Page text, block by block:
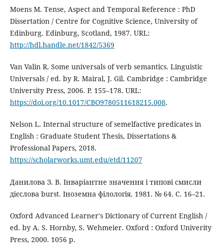
Moens M. Tense, Aspect and Temporal Reference : PhD
Dissertation / Centre for Cognitive Science, University of
Edinburg. Edinburg, Scotland, 1987. URL:
http://hdl.handle.net/1842/5369
Van Valin R. Some universals of verb semantics. Linguistic
Universals / ed. by R. Mairal, J. Gil. Cambridge : Cambridge
University Press, 2006. P. 155–178. URL:
https://doi.org/10.1017/CBO9780511618215.008.
Nelson L. Internal structure of semelfactive predicates in
English : Graduate Student Thesis, Dissertations &
Professional Papers, 2018.
https://scholarworks.umt.edu/etd/11207
Данилова З. В. Інваріантне значення і типові смисли
дієслова burst. Іноземна філологія. 1981. № 64. С. 16–21.
Oxford Advanced Learner's Dictionary of Current English /
ed. by A. S. Hornby, S. Wehmeier. Oxford : Oxford Univerity
Press, 2000. 1056 p.